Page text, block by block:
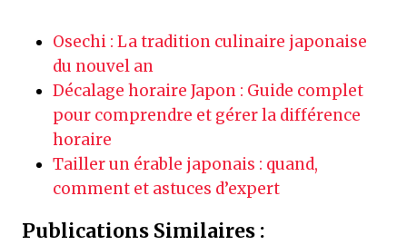
Osechi : La tradition culinaire japonaise
du nouvel an
Décalage horaire Japon : Guide complet
pour comprendre et gérer la différence
horaire
Tailler un érable japonais : quand,
comment et astuces d’expert
Publications Similaires :